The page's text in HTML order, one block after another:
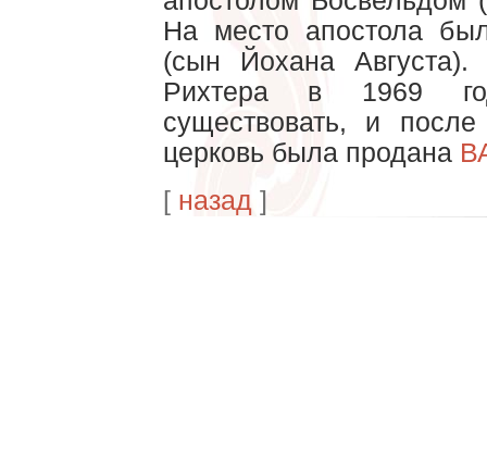
На место апостола
(сын Йохана
Рихтера в 1969
существовать, и
церковь была продана
[ назад]